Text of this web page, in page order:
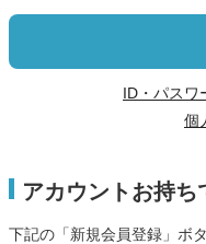
ID・パスワ
個
アカウントお持ち
下記の「新規会員登録」ボ